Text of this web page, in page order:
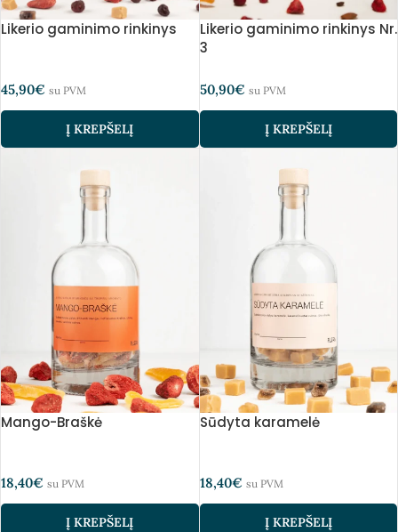
Likerio gaminimo rinkinys
45,90€ su PVM
Į KREPŠELĮ
Likerio gaminimo rinkinys Nr.
3
50,90€ su PVM
Į KREPŠELĮ
Mango-Braškė
18,40€ su PVM
Į KREPŠELĮ
Sūdyta karamelė
18,40€ su PVM
Į KREPŠELĮ